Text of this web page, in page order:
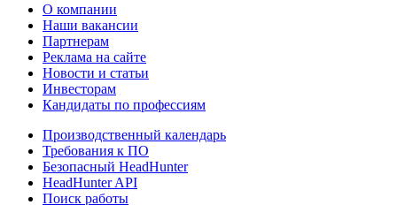
О компании
Наши вакансии
Партнерам
Реклама на сайте
Новости и статьи
Инвесторам
Кандидаты по профессиям
Производственный календарь
Требования к ПО
Безопасный HeadHunter
HeadHunter API
Поиск работы